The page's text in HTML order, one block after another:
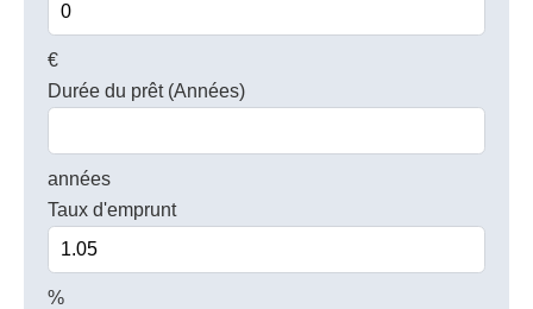
€
Durée du prêt (Années)
années
Taux d'emprunt
%